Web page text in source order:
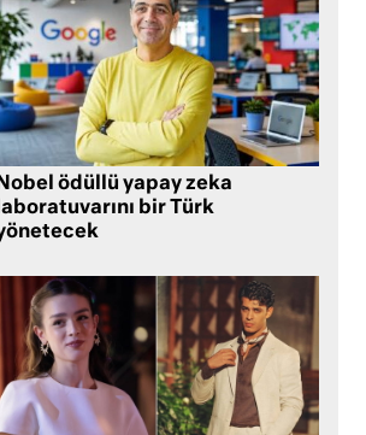
Nobel ödüllü yapay zeka
laboratuvarını bir Türk